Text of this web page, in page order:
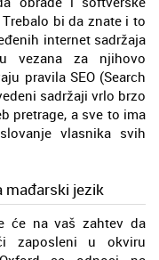
bi da znate i to
internet sadržaja
vezana za njihovo
pravila SEO (Search
sadržaji vrlo brzo
pretrage, a sve to ima
vlasnika svih
mađarski jezik
će na vaš zahtev da
zaposleni u okviru